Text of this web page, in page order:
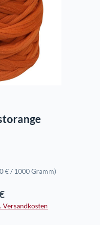
€ / 1000 Gramm)
Preis:
Versandkosten